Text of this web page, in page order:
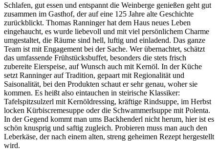
Schlafen, gut essen und entspannt die Weinberge genießen geht gut
zusammen im Gasthof, der auf eine 125 Jahre alte Geschichte
zurückblickt. Thomas Ranninger hat dem Haus neues Leben
eingehaucht, es wurde liebevoll und mit viel persönlichem Charme
umgestaltet, die Räume sind hell, luftig und einladend. Das ganze
Team ist mit Engagement bei der Sache. Wer übernachtet, schätzt
das umfassende Frühstücksbuffet, besonders die stets frisch
zubereite Eierspeise, auf Wunsch auch mit Kernöl. In der Küche
setzt Ranninger auf Tradition, gepaart mit Regionalität und
Saisonalität, bei den Produkten schaut er sehr genau, woher sie
kommen. Es heißt also eintauchen in steirische Klassiker:
Tafelspitzsulzerl mit Kernöldressing, kräftige Rindsuppe, im Herbst
locken Kürbiscremesuppe oder die Schwammerlsuppe mit Polenta.
In der Gegend kommt man ums Backhenderl nicht herum, hier ist es
schön knusprig und saftig zugleich. Probieren muss man auch den
Leberkäse, der nach einem alten, streng geheimen Rezept hergestellt
wird.